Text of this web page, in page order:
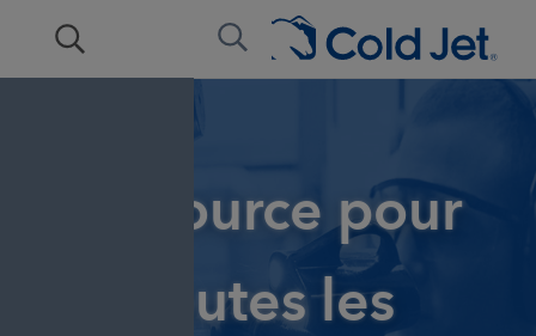
La source pour
toutes les